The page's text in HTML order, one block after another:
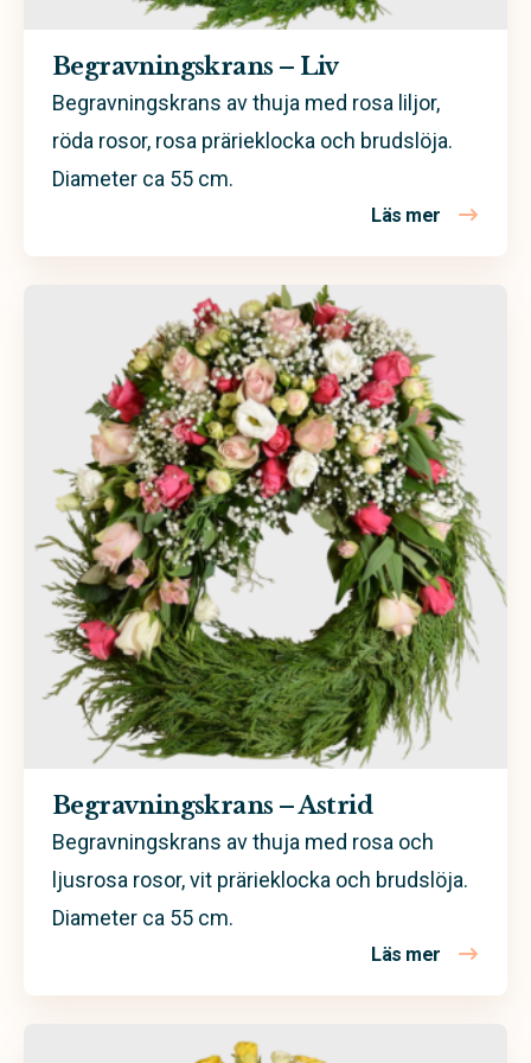
Begravningskrans – Liv
Begravningskrans av thuja med rosa liljor,
röda rosor, rosa prärieklocka och brudslöja.
Diameter ca 55 cm.
Läs mer om
Begravningskrans – Astrid
Begravningskrans av thuja med rosa och
ljusrosa rosor, vit prärieklocka och brudslöja.
Diameter ca 55 cm.
Läs mer om